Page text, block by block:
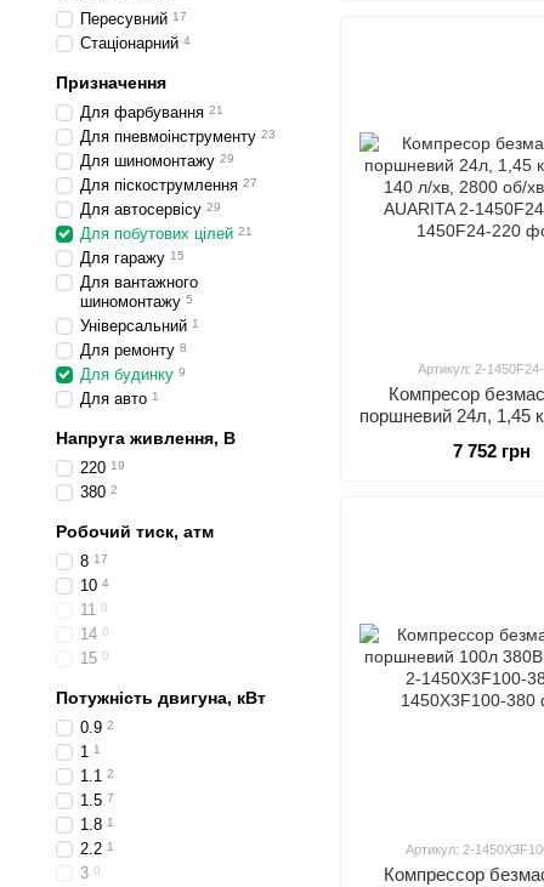
Артикул: 2-
Компресор
поршневий 24л, 1,45
AUARITA 2-7 752 грн
Артикул: 2-
Компрессор
Пересувний 17
Стаціонарний 4
Призначення
Для фарбування 21
Для пневмоінструменту 23
Для шиномонтажу 29
Для піскострумлення 27
Для автосервісу 29
Для побутових цілей 21
Для гаражу 15
Для вантажного
шиномонтажу 5
Універсальний 1
Для ремонту 8
Для будинку 9
Для авто 1
Напруга живлення, В
220 19
380 2
Робочий тиск, атм
8 17
10 4
11 0
14 0
15 0
Потужність двигуна, кВт
0.9 2
1 1
1.1 2
1.5 7
1.8 1
2.2 1
3 0